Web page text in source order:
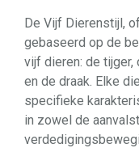
De Vijf Dierenstijl,
gebaseerd op de
vijf dieren: de tijger,
en de draak. Elke
specifieke
in zowel de